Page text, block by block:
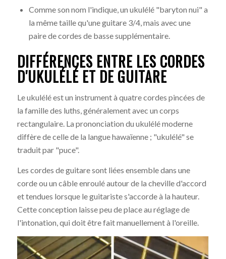
Comme son nom l'indique, un ukulélé "baryton nui" a
la même taille qu'une guitare 3/4, mais avec une
paire de cordes de basse supplémentaire.
DIFFÉRENCES ENTRE LES CORDES
D'UKULÉLÉ ET DE GUITARE
Le ukulélé est un instrument à quatre cordes pincées de
la famille des luths, généralement avec un corps
rectangulaire. La prononciation du ukulélé moderne
diffère de celle de la langue hawaïenne ; "ukulélé" se
traduit par "puce".
Les cordes de guitare sont liées ensemble dans une
corde ou un câble enroulé autour de la cheville d'accord
et tendues lorsque le guitariste s'accorde à la hauteur.
Cette conception laisse peu de place au réglage de
l'intonation, qui doit être fait manuellement à l'oreille.